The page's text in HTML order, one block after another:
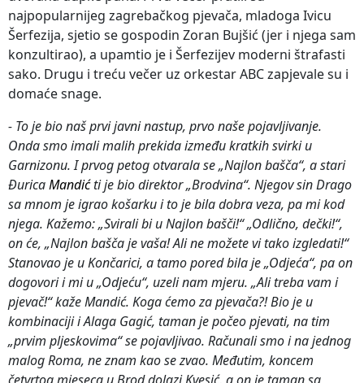
najpopularnijeg zagrebačkog pjevača, mladoga Ivicu
Šerfezija, sjetio se gospodin Zoran Bujšić (jer i njega sam
konzultirao), a upamtio je i Šerfezijev moderni štrafasti
sako. Drugu i treću večer uz orkestar ABC zapjevale su i
domaće snage.
- To je bio naš prvi javni nastup, prvo naše pojavljivanje.
Onda smo imali malih prekida između kratkih svirki u
Garnizonu. I prvog petog otvarala se „Najlon bašča“, a stari
ĐuricaMandićti je bio direktor „Brodvina“. Njegov sin Drago
sa mnom je igrao košarku i to je bila dobra veza, pa mi kod
njega. Kažemo: „Svirali bi u Najlon bašči!“ „Odlično, dečki!“,
on će, „Najlon bašča je vaša! Ali ne možete vi tako izgledati!“
Stanovao je u Končarici, a tamo pored bila je „Odjeća“, pa on
dogovori i mi u „Odjeću“, uzeli nam mjeru. „Ali treba vam i
pjevač!“ kaže Mandić. Koga ćemo za pjevača?! Bio je u
kombinaciji i Alaga Gagić, taman je počeo pjevati, na tim
„prvim pljeskovima“ se pojavljivao. Računali smo i na jednog
malog Roma, ne znam kao se zvao. Međutim, koncem